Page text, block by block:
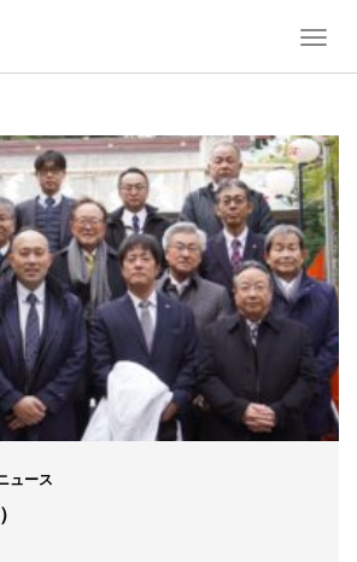
T
l
e
n
a
v
i
t
n
ュース